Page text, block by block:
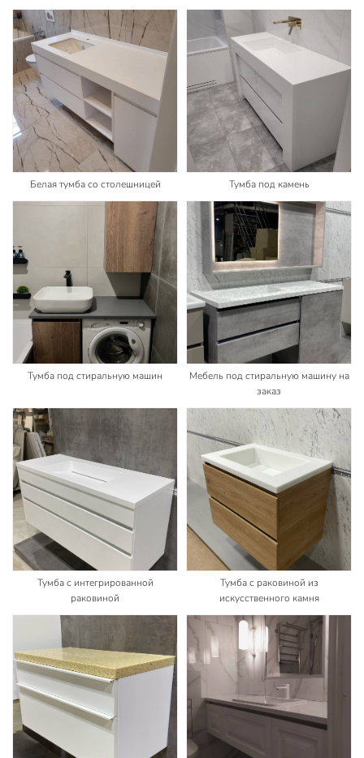
Белая тумба со столешницей Тумба под камень
Тумба под стиральную машин
Мебель под стиральную машину на
заказ
Тумба с интегрированной
раковиной
Тумба с раковиной из
искусственного камня